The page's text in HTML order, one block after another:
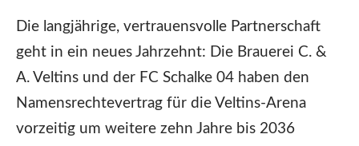
Die langjährige, vertrauensvolle Partnerschaft
geht in ein neues Jahrzehnt: Die Brauerei C. &
A. Veltins und der FC Schalke 04 haben den
Namensrechtevertrag für die Veltins-Arena
vorzeitig um weitere zehn Jahre bis 2036